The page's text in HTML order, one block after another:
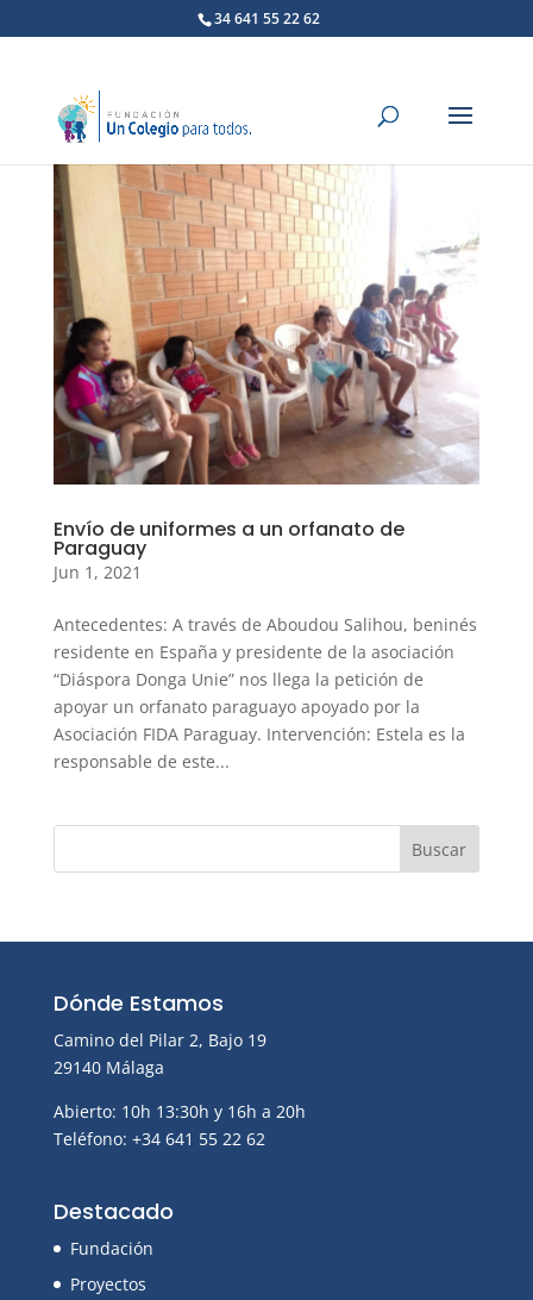
34 641 55 22 62
Envío de uniformes a un orfanato de
Paraguay
Jun 1, 2021
Antecedentes: A través de Aboudou Salihou, beninés
residente en España y presidente de la asociación
“Diáspora Donga Unie” nos llega la petición de
apoyar un orfanato paraguayo apoyado por la
Asociación FIDA Paraguay. Intervención: Estela es la
responsable de este...
Dónde Estamos
Camino del Pilar 2, Bajo 19
29140 Málaga
Abierto: 10h 13:30h y 16h a 20h
Teléfono: +34 641 55 22 62
Destacado
Fundación
Proyectos